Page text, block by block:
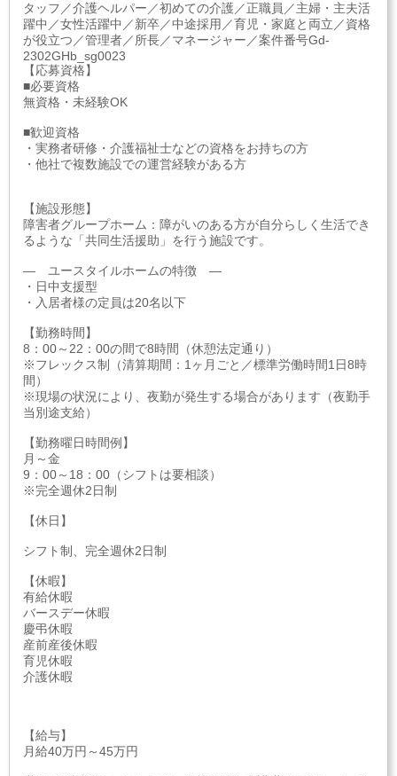
タッフ／介護ヘルパー／初めての介護／正職員／主婦・主夫活
躍中／女性活躍中／新卒／中途採用／育児・家庭と両立／資格
が役立つ／管理者／所長／マネージャー／案件番号Gd-
2302GHb_sg0023
【応募資格】
■必要資格
無資格・未経験OK
■歓迎資格
・実務者研修・介護福祉士などの資格をお持ちの方
・他社で複数施設での運営経験がある方
【施設形態】
障害者グループホーム：障がいのある方が自分らしく生活でき
るような「共同生活援助」を行う施設です。
― ユースタイルホームの特徴 ―
・日中支援型
・入居者様の定員は20名以下
【勤務時間】
8：00～22：00の間で8時間（休憩法定通り）
※フレックス制（清算期間：1ヶ月ごと／標準労働時間1日8時
間）
※現場の状況により、夜勤が発生する場合があります（夜勤手
当別途支給）
【勤務曜日時間例】
月～金
9：00～18：00（シフトは要相談）
※完全週休2日制
【休日】
シフト制、完全週休2日制
【休暇】
有給休暇
バースデー休暇
慶弔休暇
産前産後休暇
育児休暇
介護休暇
【給与】
月給40万円～45万円